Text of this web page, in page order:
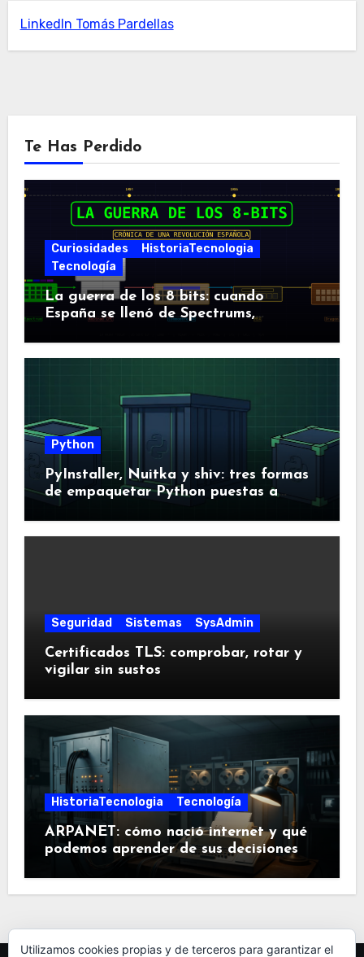
LinkedIn Tomás Pardellas
Te Has Perdido
Curiosidades
HistoriaTecnologia
Tecnología
La guerra de los 8 bits: cuando
España se llenó de Spectrums,
Python
PyInstaller, Nuitka y shiv: tres formas
de empaquetar Python puestas a
prueba
Seguridad Sistemas SysAdmin
Certificados TLS: comprobar, rotar y
vigilar sin sustos
HistoriaTecnologia Tecnología
ARPANET: cómo nació internet y qué
podemos aprender de sus decisiones
Utilizamos cookies propias y de terceros para garantizar el